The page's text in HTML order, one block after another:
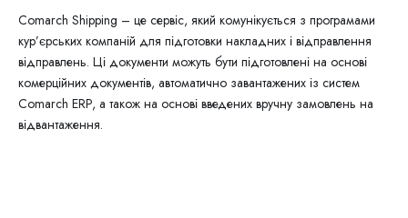
Comarch Shipping – це сервіс, який комунікується з програмами
кур’єрських компаній для підготовки накладних і відправлення
відправлень. Ці документи можуть бути підготовлені на основі
комерційних документів, автоматично завантажених із систем
Comarch ERP, а також на основі введених вручну замовлень на
відвантаження.